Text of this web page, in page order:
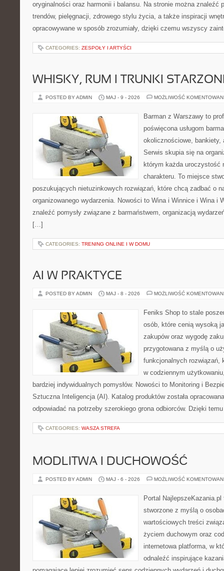
oryginalności oraz harmonii i balansu. Na stronie można znaleźć
trendów, pielęgnacji, zdrowego stylu życia, a także inspiracji
opracowywane w sposób zrozumiały, dzięki czemu wszyscy
CATEGORIES: ZESPOŁY I ARTYŚCI
WHISKY, RUM I TRUNKI
POSTED BY ADMIN MAJ - 9 - 2026 MOŻLIWOŚĆ
Barman z Warszawy to
poświęcona usługom
okolicznościowe,
Serwis skupia się na
którym każda uroczystość
charakteru. To miejsce
poszukujących nietuzinkowych rozwiązań, które chcą zadbać o
organizowanego wydarzenia. Nowości to Wina i Winnice i Wina i
znaleźć pomysły związane z barmaństwem, organizacją
[…]
CATEGORIES: TRENING ONLINE I W DOMU
AI W PRAKTYCE
POSTED BY ADMIN MAJ - 8 - 2026 MOŻLIWOŚĆ
Feniks Shop to stale
osób, które cenią wysoką
zakupów oraz wygodę
przygotowana z myślą o
funkcjonalnych rozwiązań,
w codziennym
bardziej indywidualnych pomysłów. Nowości to Monitoring i
Sztuczna Inteligencja (AI). Katalog produktów została
odpowiadać na potrzeby szerokiego grona odbiorców. Dzięki
CATEGORIES: WASZA STREFA
MODLITWA I DUCHOWOŚĆ
POSTED BY ADMIN MAJ - 6 - 2026 MOŻLIWOŚĆ
Portal
stworzone z myślą o
wartościowych treści
życiem duchowym oraz
internetowa platforma, w
odnaleźć inspirujące